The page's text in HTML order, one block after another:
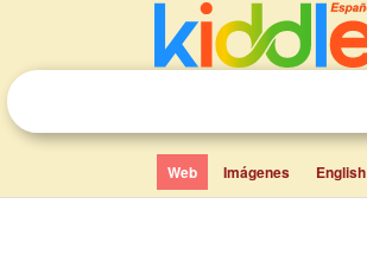
Web Imágenes English